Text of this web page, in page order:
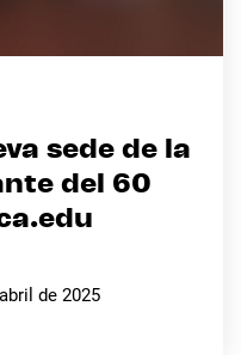
sede de la
del 60
de 2025